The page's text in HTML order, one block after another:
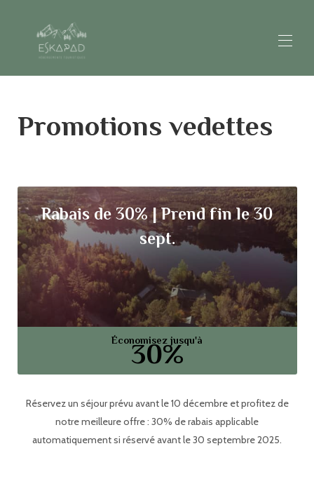
Contrat de location
Nous joindre
Promotions vedettes
Rabais de 30% | Prend fin le 30
sept.
Économisez jusqu'à
30%
Réservez un séjour prévu avant le 10 décembre et profitez de
notre meilleure offre : 30% de rabais applicable
automatiquement si réservé avant le 30 septembre 2025.